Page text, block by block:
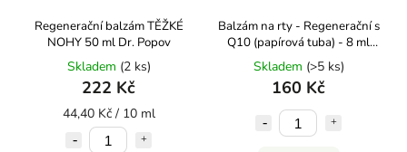
Regenerační balzám TĚŽKÉ
NOHY 50 ml Dr. Popov
Skladem (2 ks)
222 Kč
44,40 Kč / 10 ml
Balzám na rty - Regenerační s
Q10 (papírová tuba) - 8 ml
Kvítok
Skladem (>5 ks)
160 Kč